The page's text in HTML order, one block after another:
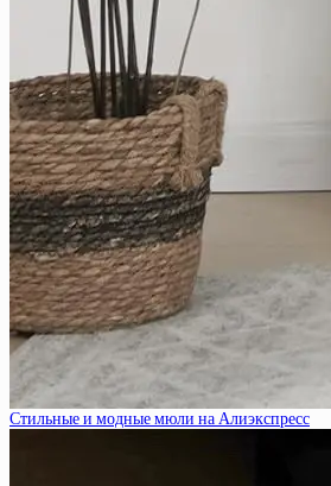
Стильные и модные мюли на Алиэкспресс